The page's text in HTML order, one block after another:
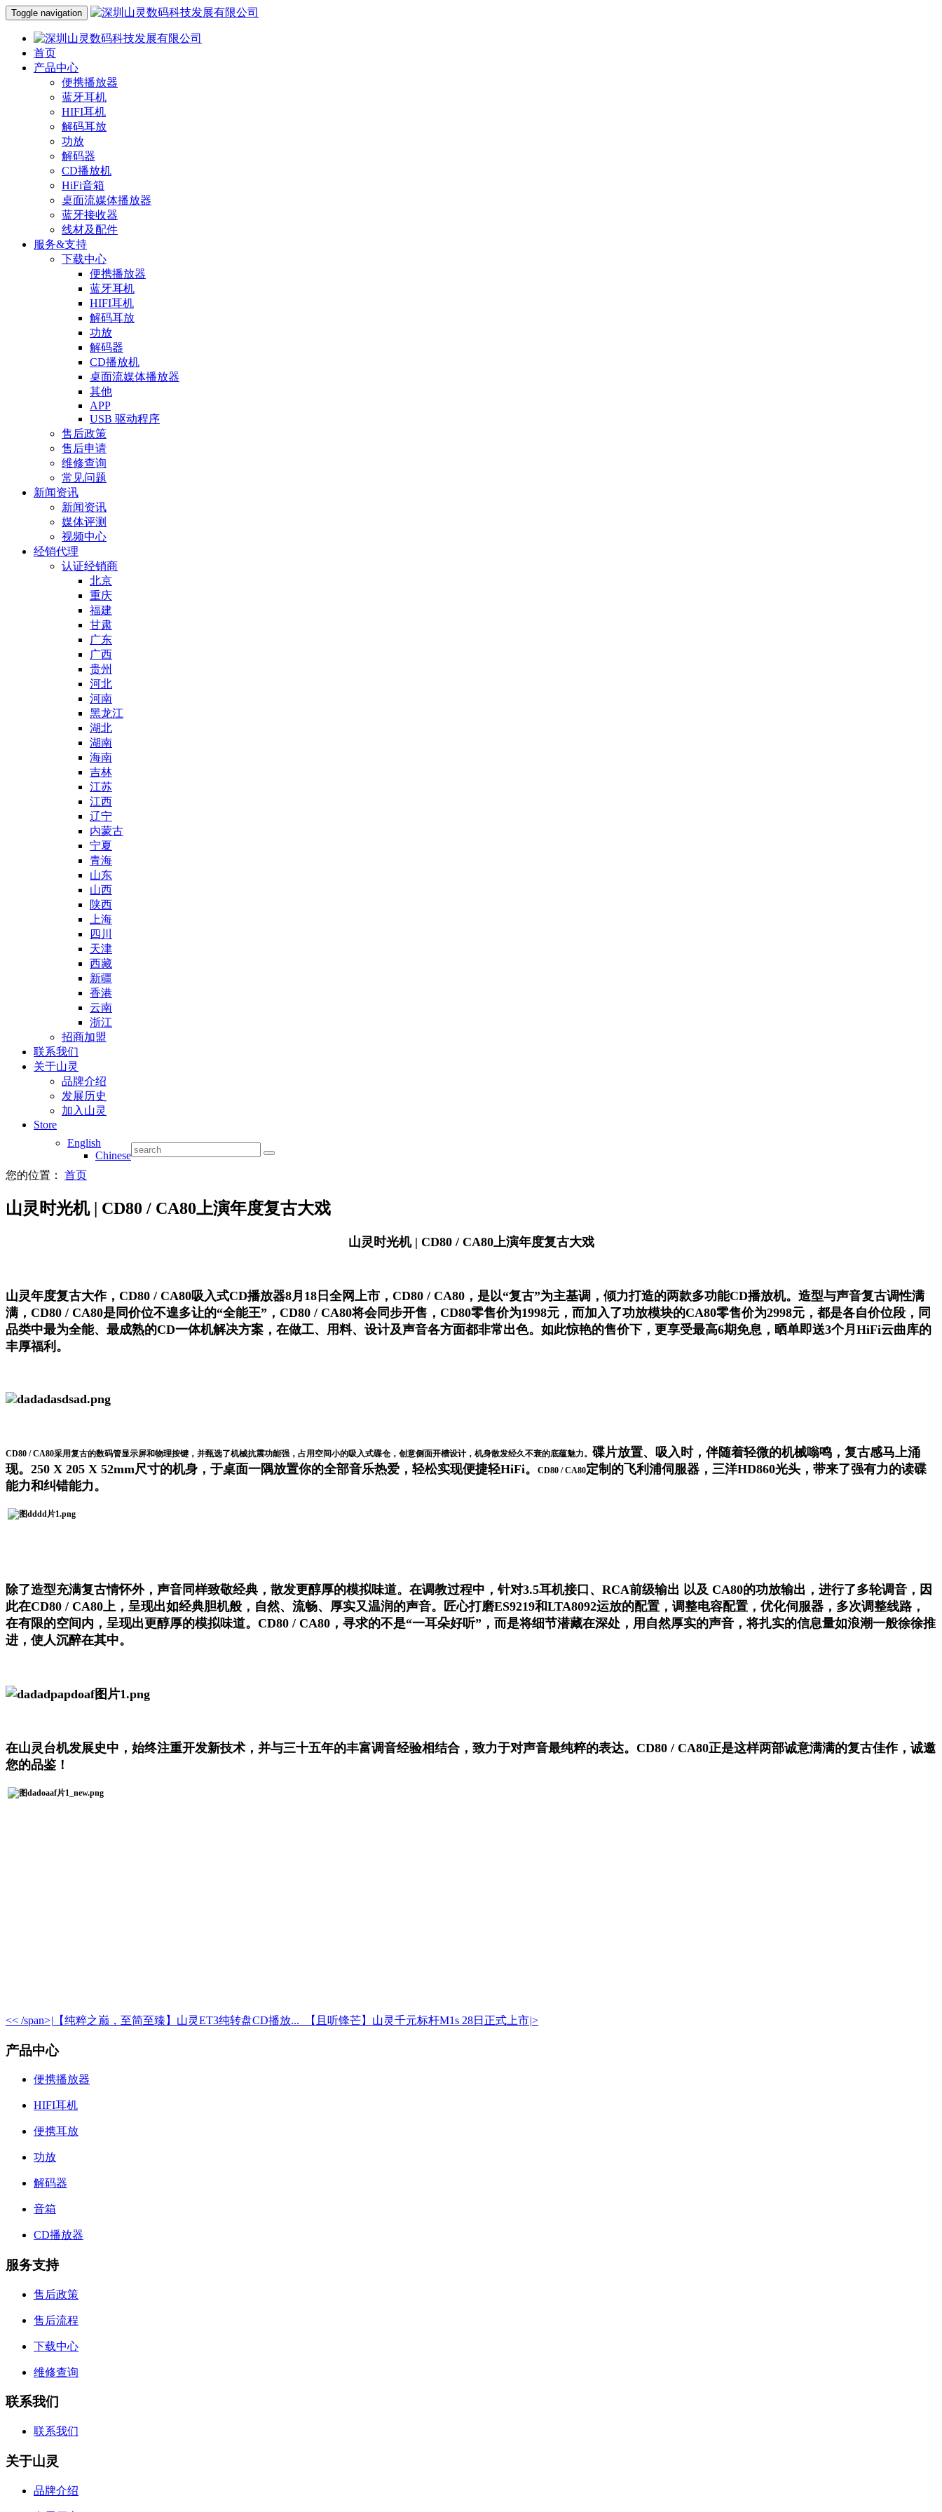
Toggle navigation
首页
产品中心
便携播放器
蓝牙耳机
HIFI耳机
解码耳放
功放
解码器
CD播放机
HiFi音箱
桌面流媒体播放器
蓝牙接收器
线材及配件
服务&支持
下载中心
便携播放器
蓝牙耳机
HIFI耳机
解码耳放
功放
解码器
CD播放机
桌面流媒体播放器
其他
APP
USB 驱动程序
售后政策
售后申请
维修查询
常见问题
新闻资讯
新闻资讯
媒体评测
视频中心
经销代理
认证经销商
北京
重庆
福建
甘肃
广东
广西
贵州
河北
河南
黑龙江
湖北
湖南
海南
吉林
江苏
江西
辽宁
内蒙古
宁夏
青海
山东
山西
陕西
上海
四川
天津
西藏
新疆
香港
云南
浙江
招商加盟
联系我们
关于山灵
品牌介绍
发展历史
加入山灵
Store
English
Chinese
您的位置：
首页
山灵时光机 | CD80 / CA80上演年度复古大戏
山灵时光机 | CD80 / CA80上演年度复古大戏
山灵年度复古大作，CD80 / CA80吸入式CD播放器8月18日全网上市，CD80 / CA80，是以“复古”为主基调，倾力打造的两款多功能CD播放机。造型与声音复古调性满
满，CD80 / CA80是同价位不遑多让的“全能王”，CD80 / CA80将会同步开售，CD80零售价为1998元，而加入了功放模块的CA80零售价为2998元，都是各自价位段，同
品类中最为全能、最成熟的CD一体机解决方案，在做工、用料、设计及声音各方面都非常出色。如此惊艳的售价下，更享受最高6期免息，晒单即送3个月HiFi云曲库的
丰厚福利。
CD80 / CA80采用复古的数码管显示屏和物理按键，并甄选了机械抗震功能强，占用空间小的吸入式碟仓，创意侧面开槽设计，机身散发经久不衰的底蕴魅力。 碟片放置、吸入时，伴随着轻微的机械嗡鸣，复古感马上涌
现。250 X 205 X 52mm尺寸的机身，于桌面一隅放置你的全部音乐热爱，轻松实现便捷轻HiFi。
CD80 / CA80定制的飞利浦伺服器，三洋HD860光头，带来了强有力的读碟
能力和纠错能力。
除了造型充满复古情怀外，声音同样致敬经典，散发更醇厚的模拟味道。在调教过程中，针对3.5耳机接口、RCA前级输出 以及 CA80的功放输出，进行了多轮调音，因
此在CD80 / CA80上，呈现出如经典胆机般，自然、流畅、厚实又温润的声音。匠心打磨ES9219和LTA8092运放的配置，调整电容配置，优化伺服器，多次调整线路，
在有限的空间内，呈现出更醇厚的模拟味道。CD80 / CA80，寻求的不是“一耳朵好听”，而是将细节潜藏在深处，用自然厚实的声音，将扎实的信息量如浪潮一般徐徐推
进，使人沉醉在其中。
在山灵台机发展史中，始终注重开发新技术，并与三十五年的丰富调音经验相结合，致力于对声音最纯粹的表达。CD80 / CA80正是这样两部诚意满满的复古佳作，诚邀
您的品鉴！
<< /span>| 【纯粹之巅，至简至臻】山灵ET3纯转盘CD播放... 【且听锋芒】山灵千元标杆M1s 28日正式上市|>
产品中心
便携播放器
HIFI耳机
便携耳放
功放
解码器
音箱
CD播放器
服务支持
售后政策
售后流程
下载中心
维修查询
联系我们
联系我们
关于山灵
品牌介绍